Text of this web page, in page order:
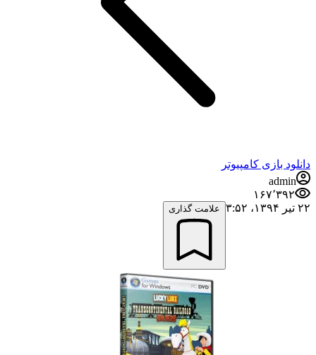
دانلود بازی کامپیوتر
admin
۱۶۷٬۳۹۲
۲۲ تیر ۱۳۹۴،‏ ۳:۵۲
علامت گذاری